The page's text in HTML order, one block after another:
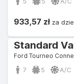
933,57 złza
Standard
Ford Tourneo
7 5 A/C